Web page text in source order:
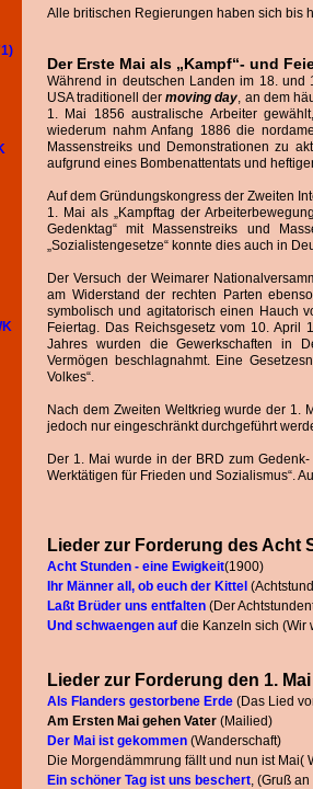
Alle britischen Regierungen haben sich bis
Der Erste Mai als „Kampf“- und
Während in deutschen Landen im 18. und
USA traditionell dermoving day, an dem
1. Mai 1856 australische Arbeiter
wiederum nahm Anfang 1886 die
Massenstreiks und Demonstrationen zu
aufgrund eines Bombenattentats und
Auf dem Gründungskongress der Zweiten
1. Mai als „Kampftag der
Gedenktag“ mit Massenstreiks und
„Sozialistengesetze“ konnte dies auch in
Der Versuch der Weimarer
am Widerstand der rechten Parten
symbolisch und agitatorisch einen Hauch
Feiertag. Das Reichsgesetz vom 10. April
Jahres wurden die Gewerkschaften in
Vermögen beschlagnahmt. Eine
Volkes“.
Nach dem Zweiten Weltkrieg wurde der 1.
jedoch nur eingeschränkt durchgeführt
Der 1. Mai wurde in der BRD zum
Werktätigen für Frieden und Sozialismus“.
Lieder zur Forderung des Acht
Acht Stunden - eine Ewigkeit(1900)
Ihr Männer all, ob euch der Kittel
Laßt Brüder uns entfalten (Der
Und schwaengen auf die Kanzeln sich (Wir
Lieder zur Forderung den 1.
Als Flanders gestorbene Erde (Das Lied
Am Ersten Mai gehen Vater (Mailied)
Der Mai ist gekommen (Wanderschaft)
Die Morgendämmrung fällt und nun ist Mai(
Ein schöner Tag ist uns beschert, (Gruß